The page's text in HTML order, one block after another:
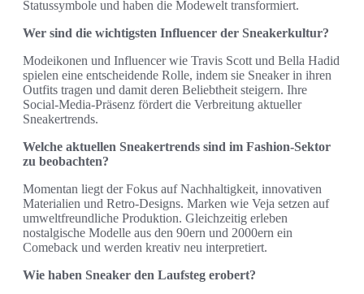
Statussymbole und haben die Modewelt transformiert.
Wer sind die wichtigsten Influencer der Sneakerkultur?
Modeikonen und Influencer wie Travis Scott und Bella Hadid
spielen eine entscheidende Rolle, indem sie Sneaker in ihren
Outfits tragen und damit deren Beliebtheit steigern. Ihre
Social-Media-Präsenz fördert die Verbreitung aktueller
Sneakertrends.
Welche aktuellen Sneakertrends sind im Fashion-Sektor
zu beobachten?
Momentan liegt der Fokus auf Nachhaltigkeit, innovativen
Materialien und Retro-Designs. Marken wie Veja setzen auf
umweltfreundliche Produktion. Gleichzeitig erleben
nostalgische Modelle aus den 90ern und 2000ern ein
Comeback und werden kreativ neu interpretiert.
Wie haben Sneaker den Laufsteg erobert?